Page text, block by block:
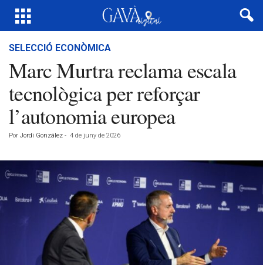
SELECCIÓ ECONÒMICA
Marc Murtra reclama escala
tecnològica per reforçar
l’autonomia europea
Por Jordi González - 4 de juny de 2026